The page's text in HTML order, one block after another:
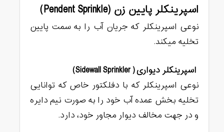
اسپرینکلر پایین زن (Pendent Sprinkle)
نوعی اسپرینکلر که جریان آب را به سمت پایین
تخلیه میکند.
اسپرینکلر دیواری( Sidewall Sprinkler)
نوعی اسپرینکلر که با دفلکتور خاص که توانایی
تخلیه بخش عمده آب خود را به صورت نیم دایره
و در جهت مخالف دیوار مجاور خود، دارد.